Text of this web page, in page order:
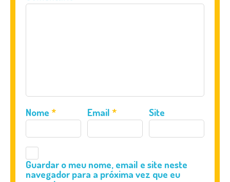
Nome * Email * Site
Guardar o meu nome, email e site neste
navegador para a próxima vez que eu